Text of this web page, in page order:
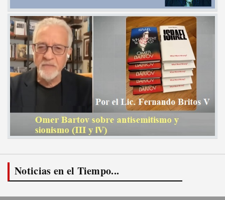
Noticias en el Tiempo...